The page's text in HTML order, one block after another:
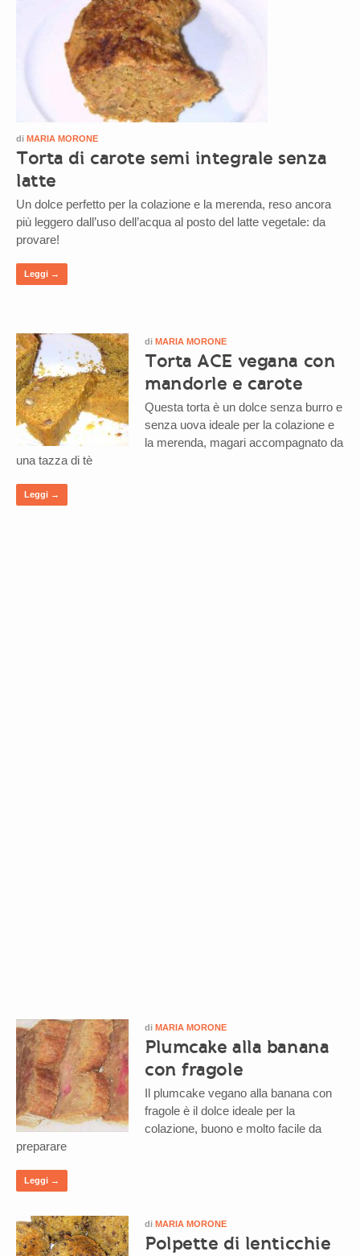
di MARIA MORONE
Torta di carote semi integrale senza
latte
Un dolce perfetto per la colazione e la merenda, reso ancora
più leggero dall’uso dell’acqua al posto del latte vegetale: da
provare!
Leggi →
di MARIA MORONE
Torta ACE vegana con
mandorle e carote
Questa torta è un dolce senza burro e
senza uova ideale per la colazione e
la merenda, magari accompagnato da
una tazza di tè
Leggi →
di MARIA MORONE
Plumcake alla banana
con fragole
Il plumcake vegano alla banana con
fragole è il dolce ideale per la
colazione, buono e molto facile da
preparare
Leggi →
di MARIA MORONE
Polpette di lenticchie